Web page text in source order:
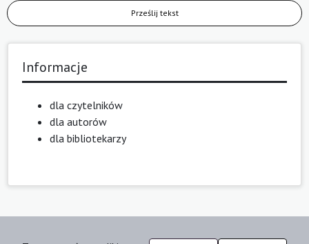
Prześlij tekst
Informacje
dla czytelników
dla autorów
dla bibliotekarzy